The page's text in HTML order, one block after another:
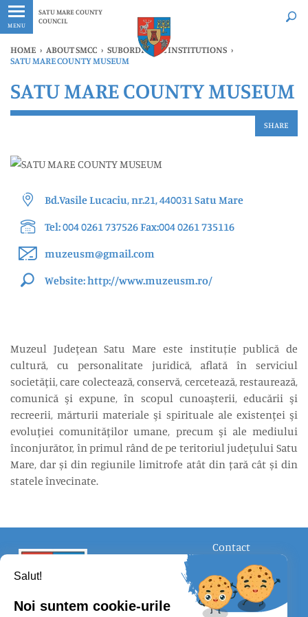
MENU
SATU MARE COUNTY
COUNCIL
Latest
HOME › ABOUT SMCC › SUBORDINATE INSTITUTIONS ›
SATU MARE COUNTY MUSEUM
SATU MARE COUNTY MUSEUM
SHARE
Bd.Vasile Lucaciu, nr.21, 440031 Satu Mare
Tel: 004 0261 737526 Fax:004 0261 735116
muzeusm@gmail.com
Website: http://www.muzeusm.ro/
Muzeul Judeţean Satu Mare este instituție publică de
cultură, cu personalitate juridică, aflată în serviciul
societăţii, care colectează, conservă, cercetează, restaurează,
comunică şi expune, în scopul cunoaşterii, educării şi
recreerii, mărturii materiale şi spirituale ale existenţei şi
evoluţiei comunităţilor umane, precum şi ale mediului
înconjurător, în primul rând de pe teritoriul judeţului Satu
Mare, dar și din regiunile limitrofe atât din țară cât și din
statele învecinate.
Contact
FOLLOW US
Salut!
Noi suntem cookie-urile